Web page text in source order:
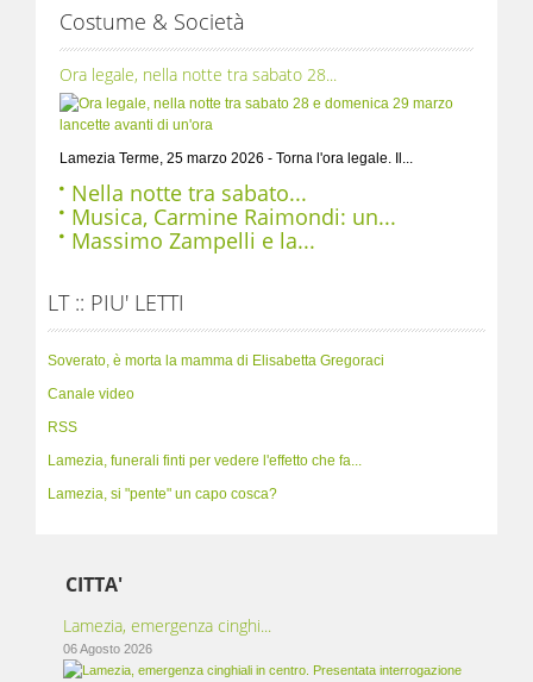
Costume & Società
Ora legale, nella notte tra sabato 28...
Lamezia Terme, 25 marzo 2026 - Torna l'ora legale. Il...
Nella notte tra sabato...
Musica, Carmine Raimondi: un...
Massimo Zampelli e la...
LT :: PIU' LETTI
Soverato, è morta la mamma di Elisabetta Gregoraci
Canale video
RSS
Lamezia, funerali finti per vedere l'effetto che fa...
Lamezia, si "pente" un capo cosca?
CITTA'
Lamezia, emergenza cinghi...
06 Agosto 2026